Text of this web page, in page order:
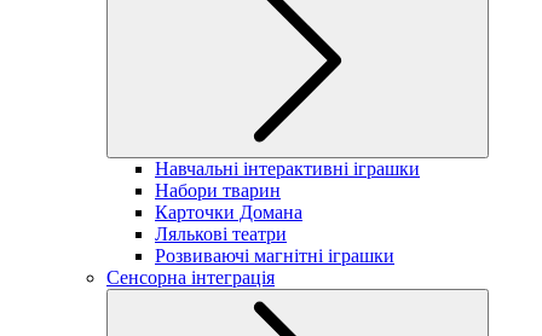
Навчальні інтерактивні іграшки
Набори тварин
Карточки Домана
Лялькові театри
Розвиваючі магнітні іграшки
Сенсорна інтеграція